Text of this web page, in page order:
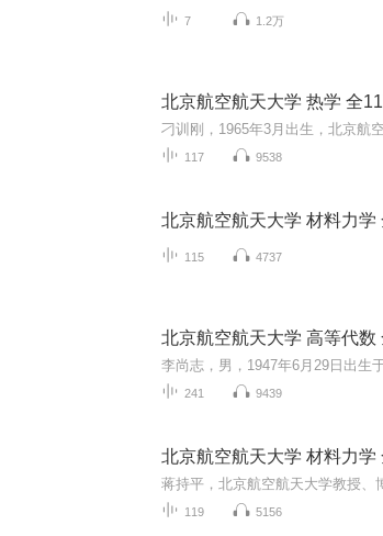
7 1.2万
北京航空航天大学 热学 全
117 9538
北京航空航天大学 材料力学
115 4737
北京航空航天大学 高等代数
241 9439
北京航空航天大学 材料力学
119 5156